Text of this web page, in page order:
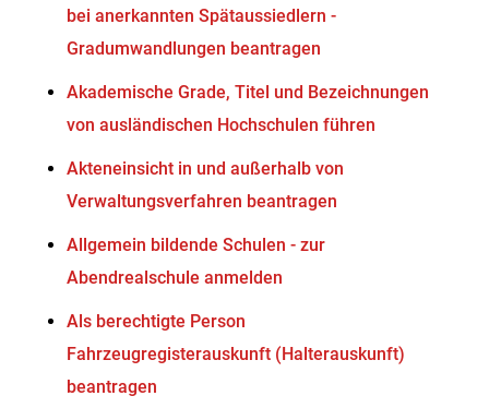
bei anerkannten Spätaussiedlern -
Gradumwandlungen beantragen
Akademische Grade, Titel und Bezeichnungen
von ausländischen Hochschulen führen
Akteneinsicht in und außerhalb von
Verwaltungsverfahren beantragen
Allgemein bildende Schulen - zur
Abendrealschule anmelden
Als berechtigte Person
Fahrzeugregisterauskunft (Halterauskunft)
beantragen